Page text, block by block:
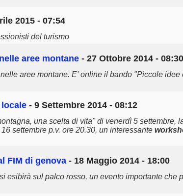
2015 - 07:54
del turismo
aree montane - 27 Ottobre 2014 - 08:30
aree montane. E' online il bando "Piccole idee
- 9 Settembre 2014 - 08:12
una scelta di vita" di venerdì 5 settembre,
settembre p.v. ore 20.30, un interessante
FIM di genova - 18 Maggio 2014 - 18:00
esibirà sul palco rosso, un evento importante che